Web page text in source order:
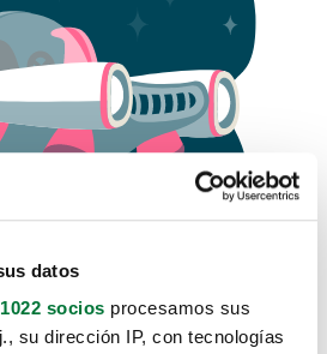
datos
socios procesamos sus
su dirección IP, con tecnologías